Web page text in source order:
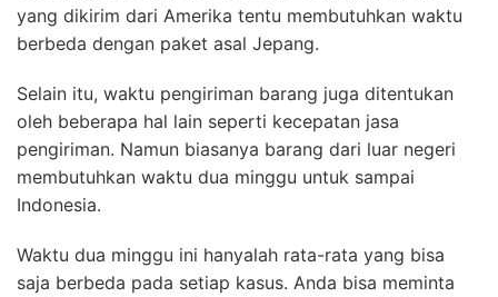
yang dikirim dari Amerika tentu membutuhkan waktu
berbeda dengan paket asal Jepang.
Selain itu, waktu pengiriman barang juga ditentukan
oleh beberapa hal lain seperti kecepatan jasa
pengiriman. Namun biasanya barang dari luar negeri
membutuhkan waktu dua minggu untuk sampai
Indonesia.
Waktu dua minggu ini hanyalah rata-rata yang bisa
saja berbeda pada setiap kasus. Anda bisa meminta